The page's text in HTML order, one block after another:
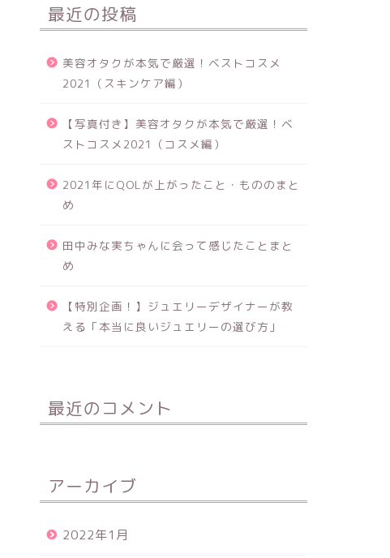
最近の投稿
美容オタクが本気で厳選！ベストコスメ
2021（スキンケア編）
【写真付き】美容オタクが本気で厳選！ベ
ストコスメ2021（コスメ編）
2021年にQOLが上がったこと・もののまと
め
田中みな実ちゃんに会って感じたことまと
め
【特別企画！】ジュエリーデザイナーが教
える「本当に良いジュエリーの選び方」
最近のコメント
アーカイブ
2022年1月